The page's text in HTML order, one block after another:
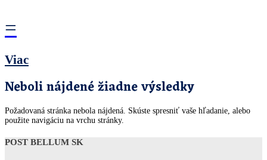
=
Viac
Neboli nájdené žiadne výsledky
Požadovaná stránka nebola nájdená. Skúste spresniť vaše hľadanie, alebo
použite navigáciu na vrchu stránky.
POST BELLUM SK